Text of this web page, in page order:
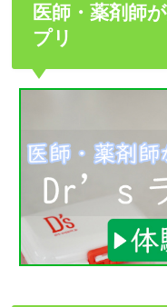
医師・薬剤師
プリ